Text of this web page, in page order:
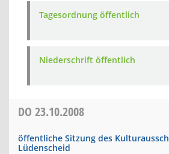
Tagesordnung öffentlich
Niederschrift öffentlich
DO 23.10.2008
öffentliche Sitzung des
Lüdenscheid